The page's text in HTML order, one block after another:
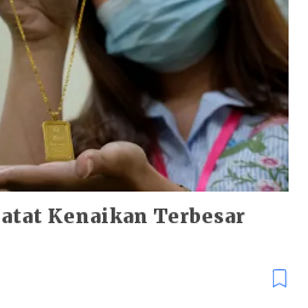
Kenaikan Terbesar